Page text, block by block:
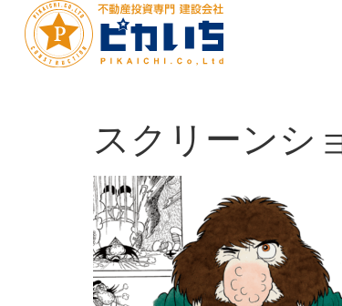
スクリーンシ